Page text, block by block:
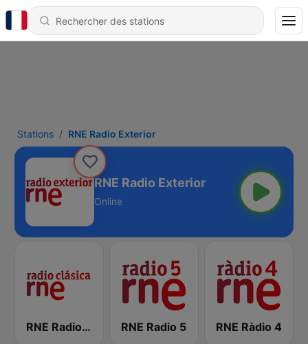
Stations RNE Radio Exterior
RNE Radio Exterior
Online
RNE Radio Clásica RNE Radio 5 RNE Ràdio 4